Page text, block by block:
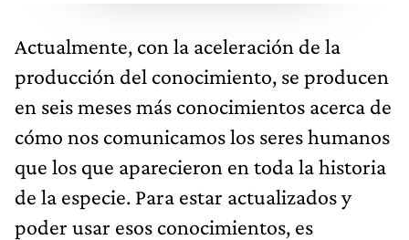
Actualmente, con la aceleración de la
producción del conocimiento, se producen
en seis meses más conocimientos acerca de
cómo nos comunicamos los seres humanos
que los que aparecieron en toda la historia
de la especie. Para estar actualizados y
poder usar esos conocimientos, es